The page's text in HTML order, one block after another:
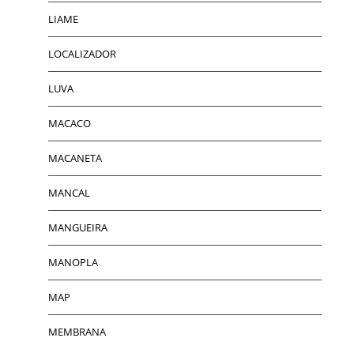
LIAME
LOCALIZADOR
LUVA
MACACO
MACANETA
MANCAL
MANGUEIRA
MANOPLA
MAP
MEMBRANA